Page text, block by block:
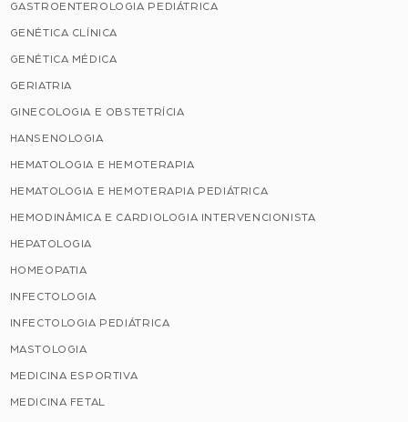
GASTROENTEROLOGIA PEDIÁTRICA
GENÉTICA CLÍNICA
GENÉTICA MÉDICA
GERIATRIA
GINECOLOGIA E OBSTETRÍCIA
HANSENOLOGIA
HEMATOLOGIA E HEMOTERAPIA
HEMATOLOGIA E HEMOTERAPIA PEDIÁTRICA
HEMODINÂMICA E CARDIOLOGIA INTERVENCIONISTA
HEPATOLOGIA
HOMEOPATIA
INFECTOLOGIA
INFECTOLOGIA PEDIÁTRICA
MASTOLOGIA
MEDICINA ESPORTIVA
MEDICINA FETAL